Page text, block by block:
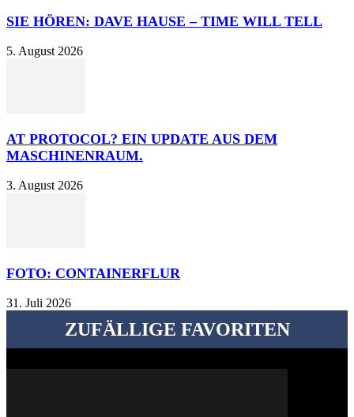
SIE HÖREN: DAVE HAUSE – TIME WILL TELL
5. August 2026
AT PROTOCOL? EIN UPDATE AUS DEM
MASCHINENRAUM.
3. August 2026
FOTO: CONTAINERFLUR
31. Juli 2026
ZUFÄLLIGE FAVORITEN